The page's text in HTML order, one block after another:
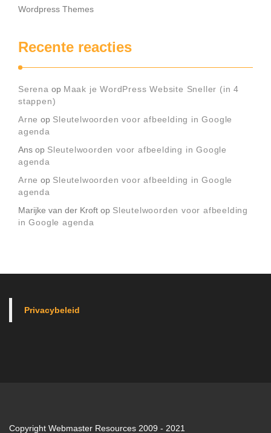
Wordpress Themes
Recente reacties
Serena op Maak je WordPress Website Sneller (in 4
stappen)
Arne op Sleutelwoorden voor afbeelding in Google
agenda
Ans op Sleutelwoorden voor afbeelding in Google
agenda
Arne op Sleutelwoorden voor afbeelding in Google
agenda
Marijke van der Kroft op Sleutelwoorden voor afbeelding
in Google agenda
Privacybeleid
Copyright Webmaster Resources 2009 - 2021